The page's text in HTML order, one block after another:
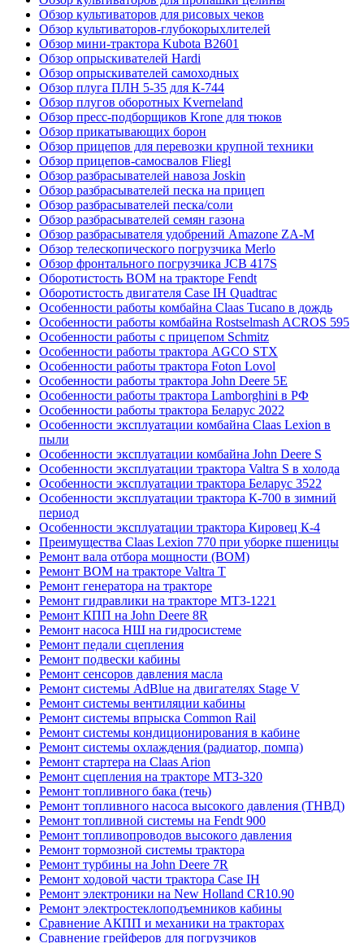
Обзор культиваторов для рисовых чеков
Обзор культиваторов-глубокорыхлителей
Обзор мини-трактора Kubota B2601
Обзор опрыскивателей Hardi
Обзор опрыскивателей самоходных
Обзор плуга ПЛН 5-35 для К-744
Обзор плугов оборотных Kverneland
Обзор пресс-подборщиков Krone для тюков
Обзор прикатывающих борон
Обзор прицепов для перевозки крупной техники
Обзор прицепов-самосвалов Fliegl
Обзор разбрасывателей навоза Joskin
Обзор разбрасывателей песка на прицеп
Обзор разбрасывателей песка/соли
Обзор разбрасывателей семян газона
Обзор разбрасывателя удобрений Amazone ZA-M
Обзор телескопического погрузчика Merlo
Обзор фронтального погрузчика JCB 417S
Оборотистость ВОМ на тракторе Fendt
Оборотистость двигателя Case IH Quadtrac
Особенности работы комбайна Claas Tucano в дождь
Особенности работы комбайна Rostselmash ACROS 595
Особенности работы с прицепом Schmitz
Особенности работы трактора AGCO STX
Особенности работы трактора Foton Lovol
Особенности работы трактора John Deere 5E
Особенности работы трактора Lamborghini в РФ
Особенности работы трактора Беларус 2022
Особенности эксплуатации комбайна Claas Lexion в
пыли
Особенности эксплуатации комбайна John Deere S
Особенности эксплуатации трактора Valtra S в холода
Особенности эксплуатации трактора Беларус 3522
Особенности эксплуатации трактора К-700 в зимний
период
Особенности эксплуатации трактора Кировец К-4
Преимущества Claas Lexion 770 при уборке пшеницы
Ремонт вала отбора мощности (ВОМ)
Ремонт ВОМ на тракторе Valtra T
Ремонт генератора на тракторе
Ремонт гидравлики на тракторе МТЗ-1221
Ремонт КПП на John Deere 8R
Ремонт насоса НШ на гидросистеме
Ремонт педали сцепления
Ремонт подвески кабины
Ремонт сенсоров давления масла
Ремонт системы AdBlue на двигателях Stage V
Ремонт системы вентиляции кабины
Ремонт системы впрыска Common Rail
Ремонт системы кондиционирования в кабине
Ремонт системы охлаждения (радиатор, помпа)
Ремонт стартера на Claas Arion
Ремонт сцепления на тракторе МТЗ-320
Ремонт топливного бака (течь)
Ремонт топливного насоса высокого давления (ТНВД)
Ремонт топливной системы на Fendt 900
Ремонт топливопроводов высокого давления
Ремонт тормозной системы трактора
Ремонт турбины на John Deere 7R
Ремонт ходовой части трактора Case IH
Ремонт электроники на New Holland CR10.90
Ремонт электростеклоподъемников кабины
Сравнение АКПП и механики на тракторах
Сравнение грейферов для погрузчиков